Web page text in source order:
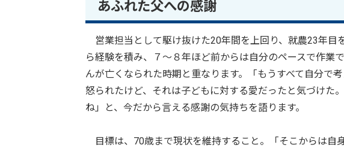
あふれた父への感謝
営業担当として駆け抜けた20年間を上回り、就農23年目
ら経験を積み、７～８年ほど前からは自分のペースで作業
んが亡くなられた時期と重なります。「もうすべて自分で
怒られたけど、それは子どもに対する愛だったと気づけた
ね」と、今だから言える感謝の気持ちを語ります。
目標は、70歳まで現状を維持すること。「そこからは自